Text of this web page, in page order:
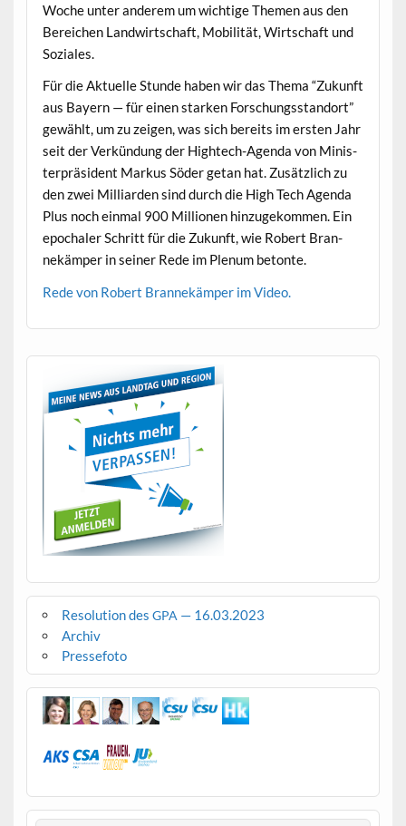
Woche unter anderem um wichtige The­men aus den
Bere­ichen Land­wirtschaft, Mobil­ität, Wirtschaft und
Soziales.
Für die Aktuelle Stunde haben wir das The­ma “Zukun­ft
aus Bay­ern — für einen starken Forschungs­stan­dort”
gewählt, um zu zeigen, was sich bere­its im ersten Jahr
seit der Verkün­dung der High­tech-Agen­da von Min­is­
ter­präsi­dent Markus Söder getan hat. Zusät­zlich zu
den zwei Mil­liar­den sind durch die High Tech Agen­da
Plus noch ein­mal 900 Mil­lio­nen hinzugekom­men. Ein
epochaler Schritt für die Zukun­ft, wie Robert Bran­
nekäm­per in sein­er Rede im Plenum betonte.
Rede von Robert Bran­nekäm­per im Video.
Resolution des GPA — 16.03.2023
Archiv
Pressefoto